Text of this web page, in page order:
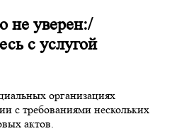
не уверен:/
с услугой
организациях
с требованиями нескольких
актов.